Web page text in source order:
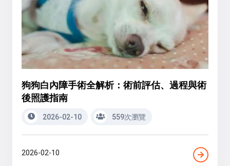
狗狗白內障手術全解析：術前評估、過程與術
後照護指南
2026-02-10 559次瀏覽
2026-02-10